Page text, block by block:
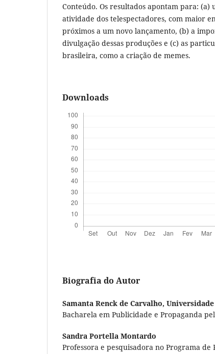
Conteúdo. Os resultados apontam para: (a)
atividade dos telespectadores, com maior
próximos a um novo lançamento, (b) a
divulgação dessas produções e (c) as
brasileira, como a criação de memes.
Downloads
Biografia do Autor
Samanta Renck de Carvalho, Universidade
Bacharela em Publicidade e Propaganda
Sandra Portella Montardo
Professora e pesquisadora no Programa de